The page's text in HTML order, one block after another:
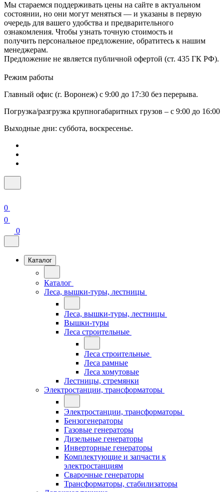
Мы стараемся поддерживать цены на сайте в актуальном
состоянии, но они могут меняться — и указаны в первую
очередь для вашего удобства и предварительного
ознакомления. Чтобы узнать точную стоимость и
получить персональное предложение, обратитесь к нашим
менеджерам.
Предложение не является публичной офертой (ст. 435 ГК РФ).
Режим работы
Главный офис (г. Воронеж) с 9:00 до 17:30 без перерыва.
Погрузка/разгрузка крупногабаритных грузов – с 9:00 до 16:00
Выходные дни: суббота, воскресенье.
0
0
0
Каталог
Каталог
Леса, вышки-туры, лестницы
Леса, вышки-туры, лестницы
Вышки-туры
Леса строительные
Леса строительные
Леса рамные
Леса хомутовые
Лестницы, стремянки
Электростанции, трансформаторы
Электростанции, трансформаторы
Бензогенераторы
Газовые генераторы
Дизельные генераторы
Инверторные генераторы
Комплектующие и запчасти к
электростанциям
Сварочные генераторы
Трансформаторы, стабилизаторы